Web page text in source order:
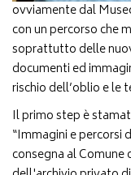
ovviamente dal
con un percorso che
soprattutto delle
documenti ed
rischio dell’oblio e le
Il primo step è
“Immagini e percorsi
consegna al